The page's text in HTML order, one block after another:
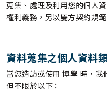
蒐集、處理及利用您的個人
權利義務，另以雙方契約規範
資料蒐集之個人資料
當您造訪或使用 博學 時，我
但不限於以下：